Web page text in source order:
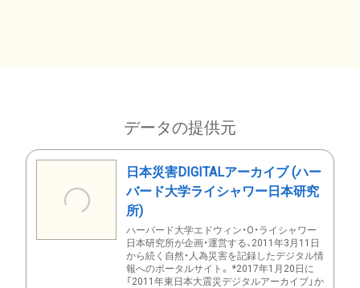
データの提供元
日本災害DIGITALアーカイブ (ハー
バード大学ライシャワー日本研究
所)
ハーバード大学エドウィン・O・ライシャワー
日本研究所が企画・運営する、2011年3月11日
から続く自然・人為災害を記録したデジタル情
報へのポータルサイト。 *2017年1月20日に
「2011年東日本大震災デジタルアーカイブ」か